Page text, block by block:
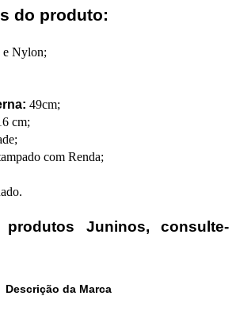
do produto:
e Nylon;
49cm;
cm;
com Renda;
Juninos, consulte-
Descrição da Marca